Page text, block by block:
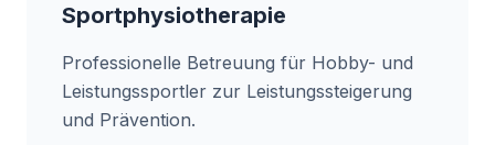
Sportphysiotherapie
Professionelle Betreuung für Hobby- und
Leistungssportler zur Leistungssteigerung
und Prävention.